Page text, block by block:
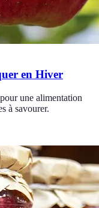
en Hiver
une alimentation
à savourer.